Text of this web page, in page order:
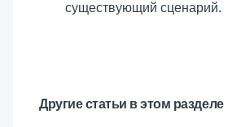
существующий сценарий.
Другие статьи в этом разделе